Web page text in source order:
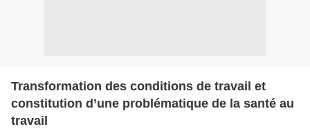
Transformation des conditions de travail et
constitution d’une problématique de la santé au
travail